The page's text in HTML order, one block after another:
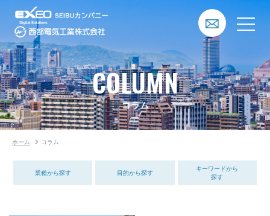
COLUMN
コラム
ホーム コラム
業種から探す 目的から探す
キーワードから
探す